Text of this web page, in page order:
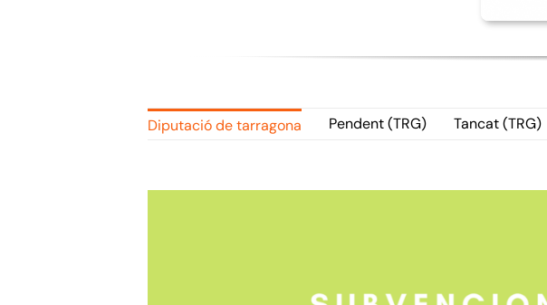
Diputació de tarragona Pendent (TRG) Tancat (TRG)